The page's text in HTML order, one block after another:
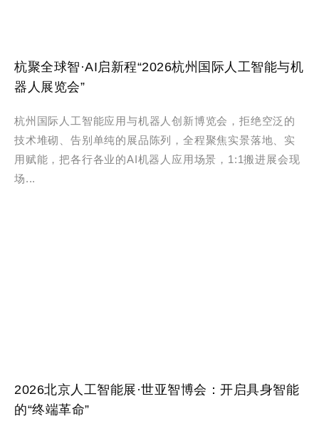
杭聚全球智·AI启新程“2026杭州国际人工智能与机
器人展览会”
杭州国际人工智能应用与机器人创新博览会，拒绝空泛的
技术堆砌、告别单纯的展品陈列，全程聚焦实景落地、实
用赋能，把各行各业的AI机器人应用场景，1:1搬进展会现
场...
2026北京人工智能展·世亚智博会：开启具身智能
的“终端革命”